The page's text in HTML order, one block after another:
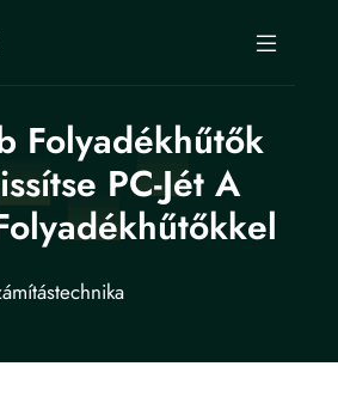
Folyadékhűtők
PC-Jét A